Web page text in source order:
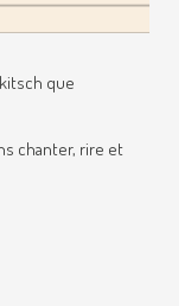
que
chanter, rire et